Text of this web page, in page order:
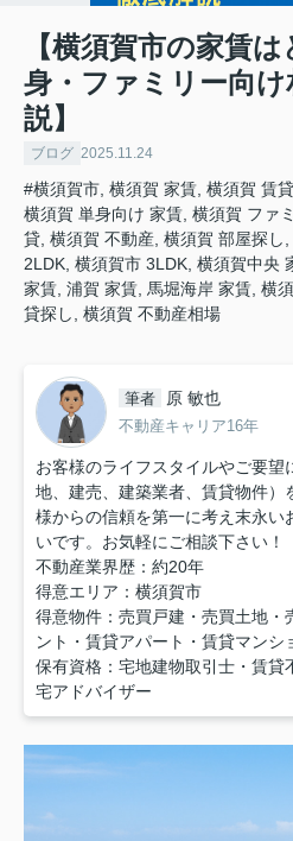
【横須賀市の家賃
身・ファミリー向
説】
ブログ 2025.11.24
#横須賀市, 横須賀 家賃, 横須賀 賃
横須賀 単身向け 家賃, 横須賀 ファ
貸, 横須賀 不動産, 横須賀 部屋探し
2LDK, 横須賀市 3LDK, 横須賀中央
家賃, 浦賀 家賃, 馬堀海岸 家賃, 横
貸探し, 横須賀 不動産相場
筆者 原 敏也
不動産キャリア16年
お客様のライフスタイルやご要望
地、建売、建築業者、賃貸物件）
様からの信頼を第一に考え末永い
いです。お気軽にご相談下さい！
不動産業界歴：約20年
得意エリア：横須賀市
得意物件：売買戸建・売買土地・
ント・賃貸アパート・賃貸マンシ
保有資格：宅地建物取引士・賃貸
宅アドバイザー